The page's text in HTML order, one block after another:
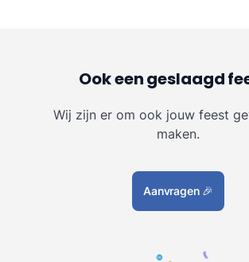
Ook een geslaagd
Wij zijn er om ook jouw feest
maken.
Aanvragen 🎉